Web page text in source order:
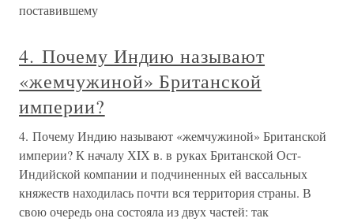
поставившему
4. Почему Индию называют
«жемчужиной» Британской
империи?
4. Почему Индию называют «жемчужиной» Британской
империи? К началу ХIХ в. в руках Британской Ост-
Индийской компании и подчиненных ей вассальных
княжеств находилась почти вся территория страны. В
свою очередь она состояла из двух частей: так